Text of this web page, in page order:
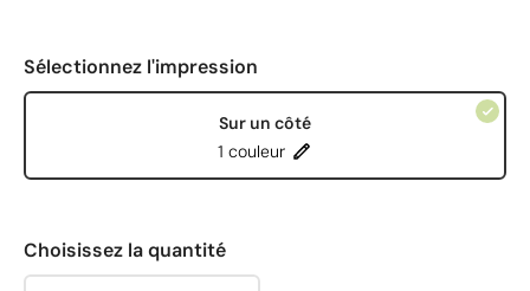
Sélectionnez l'impression
Sur un côté
1 couleur
Choisissez la quantité